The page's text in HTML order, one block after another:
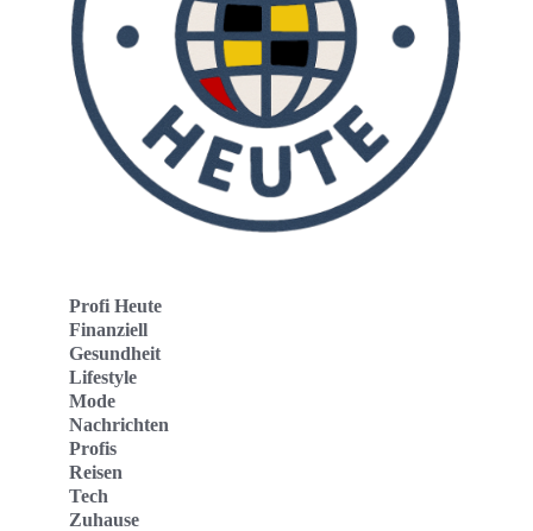
Profi Heute
Finanziell
Gesundheit
Lifestyle
Mode
Nachrichten
Profis
Reisen
Tech
Zuhause